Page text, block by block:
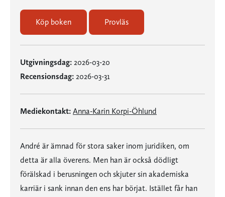
Köp boken Provläs
Utgivningsdag: 2026-03-20
Recensionsdag: 2026-03-31
Mediekontakt: Anna-Karin Korpi-Öhlund
André är ämnad för stora saker inom juridiken, om
detta är alla överens. Men han är också dödligt
förälskad i berusningen och skjuter sin akademiska
karriär i sank innan den ens har börjat. Istället får han